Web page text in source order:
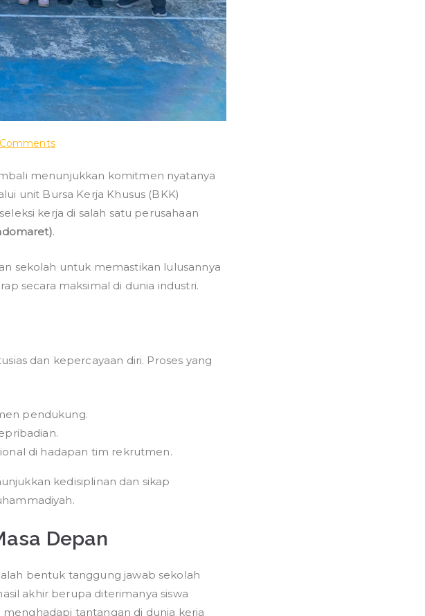
on
Lulusan
Unggul,
BKK
6
Siswa
PT
menunjukkan komitmen nyatanya
unit Bursa Kerja Khusus (BKK)
kerja di salah satu perusahaan
.
sekolah untuk memastikan lulusannya
secara maksimal di dunia industri.
dan kepercayaan diri. Proses yang
pendukung.
di hadapan tim rekrutmen.
kedisiplinan dan sikap
Depan
bentuk tanggung jawab sekolah
akhir berupa diterimanya siswa
tantangan di dunia kerja